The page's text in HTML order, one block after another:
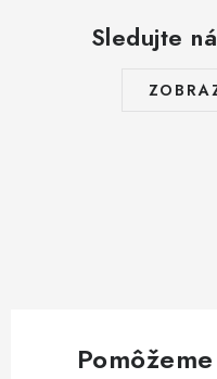
Sledujte